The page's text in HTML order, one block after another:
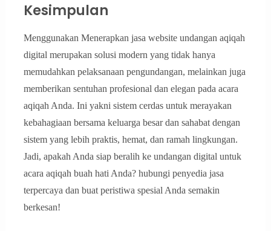
Kesimpulan
Menggunakan Menerapkan jasa website undangan aqiqah
digital merupakan solusi modern yang tidak hanya
memudahkan pelaksanaan pengundangan, melainkan juga
memberikan sentuhan profesional dan elegan pada acara
aqiqah Anda. Ini yakni sistem cerdas untuk merayakan
kebahagiaan bersama keluarga besar dan sahabat dengan
sistem yang lebih praktis, hemat, dan ramah lingkungan.
Jadi, apakah Anda siap beralih ke undangan digital untuk
acara aqiqah buah hati Anda? hubungi penyedia jasa
terpercaya dan buat peristiwa spesial Anda semakin
berkesan!